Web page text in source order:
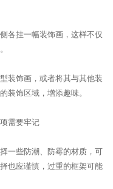
各挂一幅装饰画，这样不仅
装饰画，或者将其与其他装
装饰区域，增添趣味。
需要牢记
一些防潮、防霉的材质，可
也应谨慎，过重的框架可能